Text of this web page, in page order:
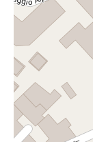
comparar
de especialistas.
el